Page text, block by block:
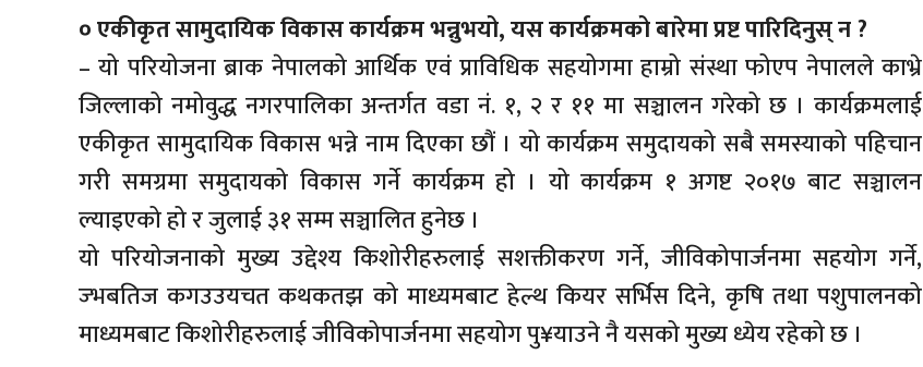
० एकीकृत सामुदायिक विकास कार्यक्रम भन्नुभयो, यस कार्यक्रमको बारेमा प्रष्ट पारिदिनुस् न ?
– यो परियोजना ब्राक नेपालको आर्थिक एवं प्राविधिक सहयोगमा हाम्रो संस्था फोएप नेपालले काभ्रे
जिल्लाको नमोवुद्ध नगरपालिका अन्तर्गत वडा नं. १, २ र ११ मा सञ्चालन गरेको छ । कार्यक्रमलाई
एकीकृत सामुदायिक विकास भन्ने नाम दिएका छौं । यो कार्यक्रम समुदायको सबै समस्याको पहिचान
गरी समग्रमा समुदायको विकास गर्ने कार्यक्रम हो । यो कार्यक्रम १ अगष्ट २०१७ बाट सञ्चालन
ल्याइएको हो र जुलाई ३१ सम्म सञ्चालित हुनेछ ।
यो परियोजनाको मुख्य उद्देश्य किशोरीहरुलाई सशक्तीकरण गर्ने, जीविकोपार्जनमा सहयोग गर्ने,
ज्भबतिज कगउउयचत कथकतझ को माध्यमबाट हेल्थ कियर सर्भिस दिने, कृषि तथा पशुपालनको
माध्यमबाट किशोरीहरुलाई जीविकोपार्जनमा सहयोग पु¥याउने नै यसको मुख्य ध्येय रहेको छ ।